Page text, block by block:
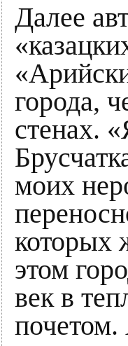
Далее
города,
стенах.
моих
которых
этом
век в
почетом.